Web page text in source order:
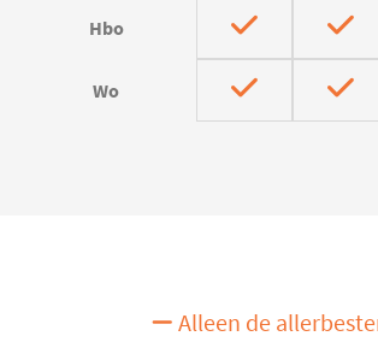
Hbo
Wo
Alleen de